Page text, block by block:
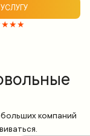
компаний